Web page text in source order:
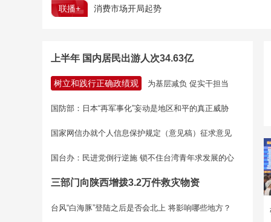
联播+ 消费市场开局起势
上半年 国内居民出游人次34.63亿
树立和践行正确政绩观 为基层减负 促实干担当
国防部：日本“再军事化”妄动是地区和平的真正威胁
国家网信办就个人信息保护规定（意见稿）征求意见
国台办：民进党倒行逆施 锁不住台湾青年求发展的心
三部门向陕西增拨3.2万件救灾物资
台风“白海豚”登陆之后是否会北上 将影响哪些地方？